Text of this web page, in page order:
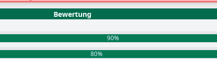
Bewertung
90%
80%